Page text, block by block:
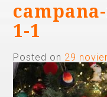
1-1
Posted on 29